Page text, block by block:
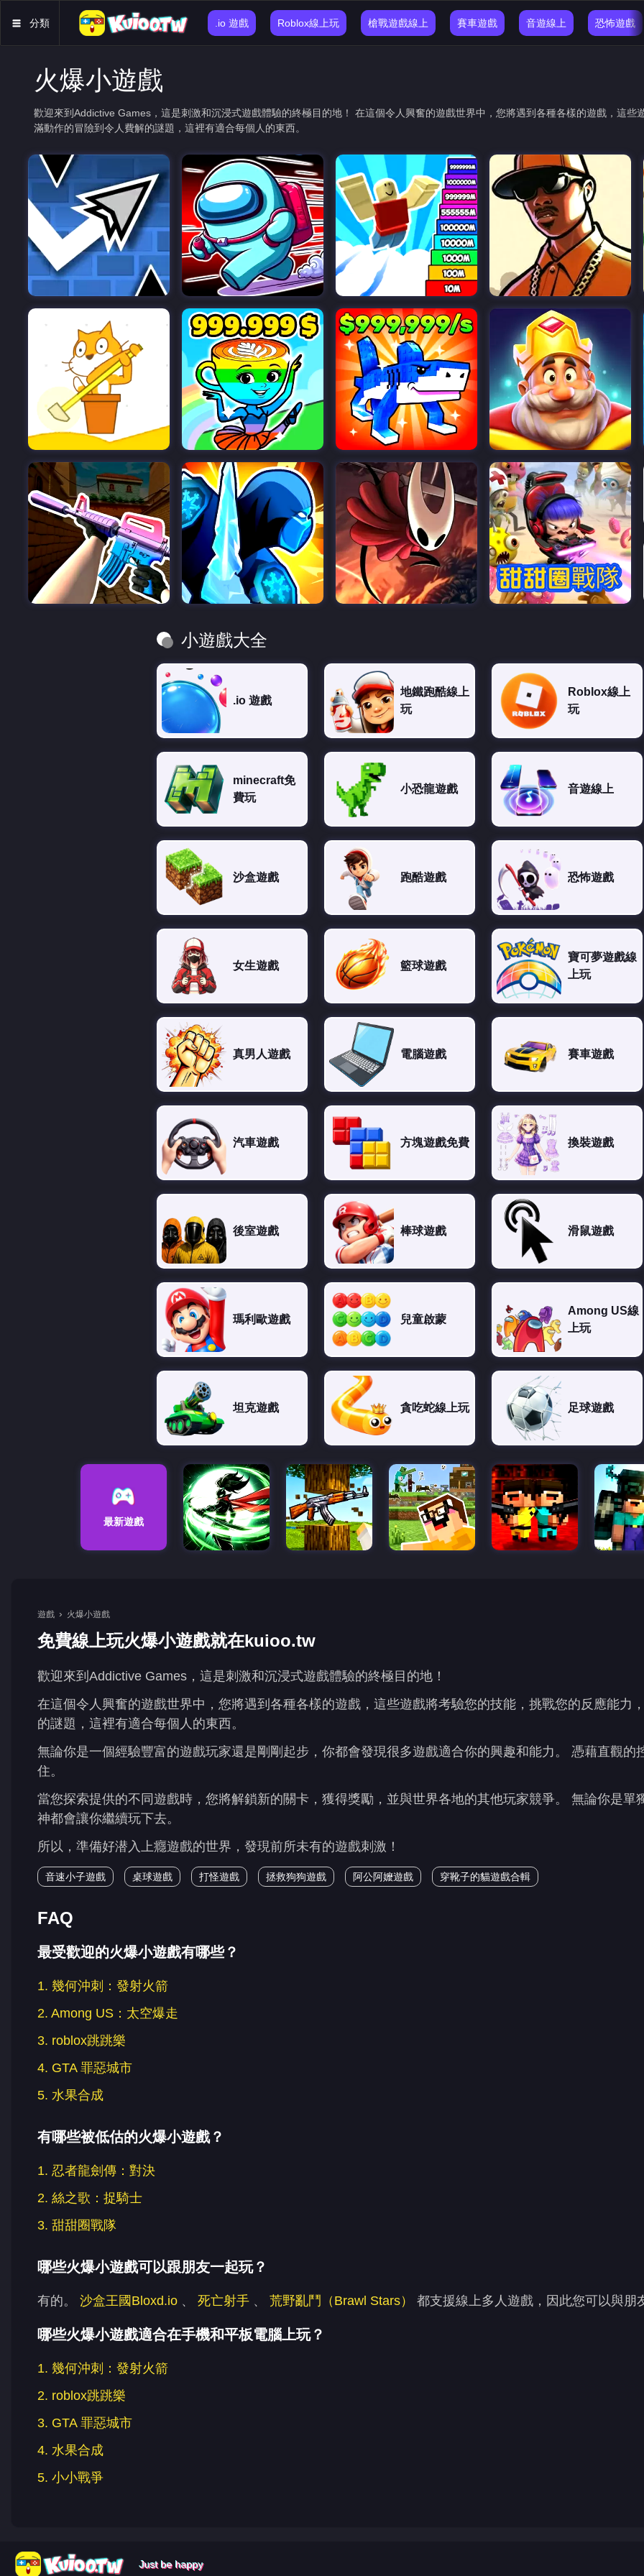
分類 .io 遊戲 Roblox線上玩 槍戰遊戲線上 賽車遊戲 音遊線上 恐怖遊戲
火爆小遊戲
歡迎來到Addictive Games，這是刺激和沉浸式遊戲體驗的終極目的地！ 在這個令人興奮的遊戲世界中，您將遇到各種各樣的遊戲，這
滿動作的冒險到令人費解的謎題，這裡有適合每個人的東西。
小遊戲大全
.io 遊戲
地鐵跑酷線上
玩
Roblox線上
玩
minecraft免
費玩
小恐龍遊戲 音遊線上
沙盒遊戲 跑酷遊戲 恐怖遊戲
女生遊戲 籃球遊戲
寶可夢遊戲線
上玩
真男人遊戲 電腦遊戲 賽車遊戲
汽車遊戲 方塊遊戲免費 換裝遊戲
後室遊戲 棒球遊戲 滑鼠遊戲
瑪利歐遊戲 兒童啟蒙
Among US線
上玩
坦克遊戲 貪吃蛇線上玩 足球遊戲
最新遊戲
遊戲 火爆小遊戲
免費線上玩火爆小遊戲就在kuioo.tw
歡迎來到Addictive Games，這是刺激和沉浸式遊戲體驗的終極目的地！
在這個令人興奮的遊戲世界中，您將遇到各種各樣的遊戲，這些遊戲將考驗您的技能，挑戰您的反應能力
的謎題，這裡有適合每個人的東西。
無論你是一個經驗豐富的遊戲玩家還是剛剛起步，你都會發現很多遊戲適合你的興趣和能力。 憑藉直觀
住。
當您探索提供的不同遊戲時，您將解鎖新的關卡，獲得獎勵，並與世界各地的其他玩家競爭。 無論你是
神都會讓你繼續玩下去。
所以，準備好潜入上癮遊戲的世界，發現前所未有的遊戲刺激！
音速小子遊戲 桌球遊戲 打怪遊戲 拯救狗狗遊戲 阿公阿嬤遊戲 穿靴子的貓遊戲合輯
FAQ
最受歡迎的火爆小遊戲有哪些？
1. 幾何沖刺：發射火箭
2. Among US：太空爆走
3. roblox跳跳樂
4. GTA 罪惡城市
5. 水果合成
有哪些被低估的火爆小遊戲？
1. 忍者龍劍傳：對決
2. 絲之歌：捉騎士
3. 甜甜圈戰隊
哪些火爆小遊戲可以跟朋友一起玩？
有的。 沙盒王國Bloxd.io 、 死亡射手 、 荒野亂鬥（Brawl Stars） 都支援線上多人遊戲，因此您可以與朋
哪些火爆小遊戲適合在手機和平板電腦上玩？
1. 幾何沖刺：發射火箭
2. roblox跳跳樂
3. GTA 罪惡城市
4. 水果合成
5. 小小戰爭
Just be happy
Just be happy
Just be happy